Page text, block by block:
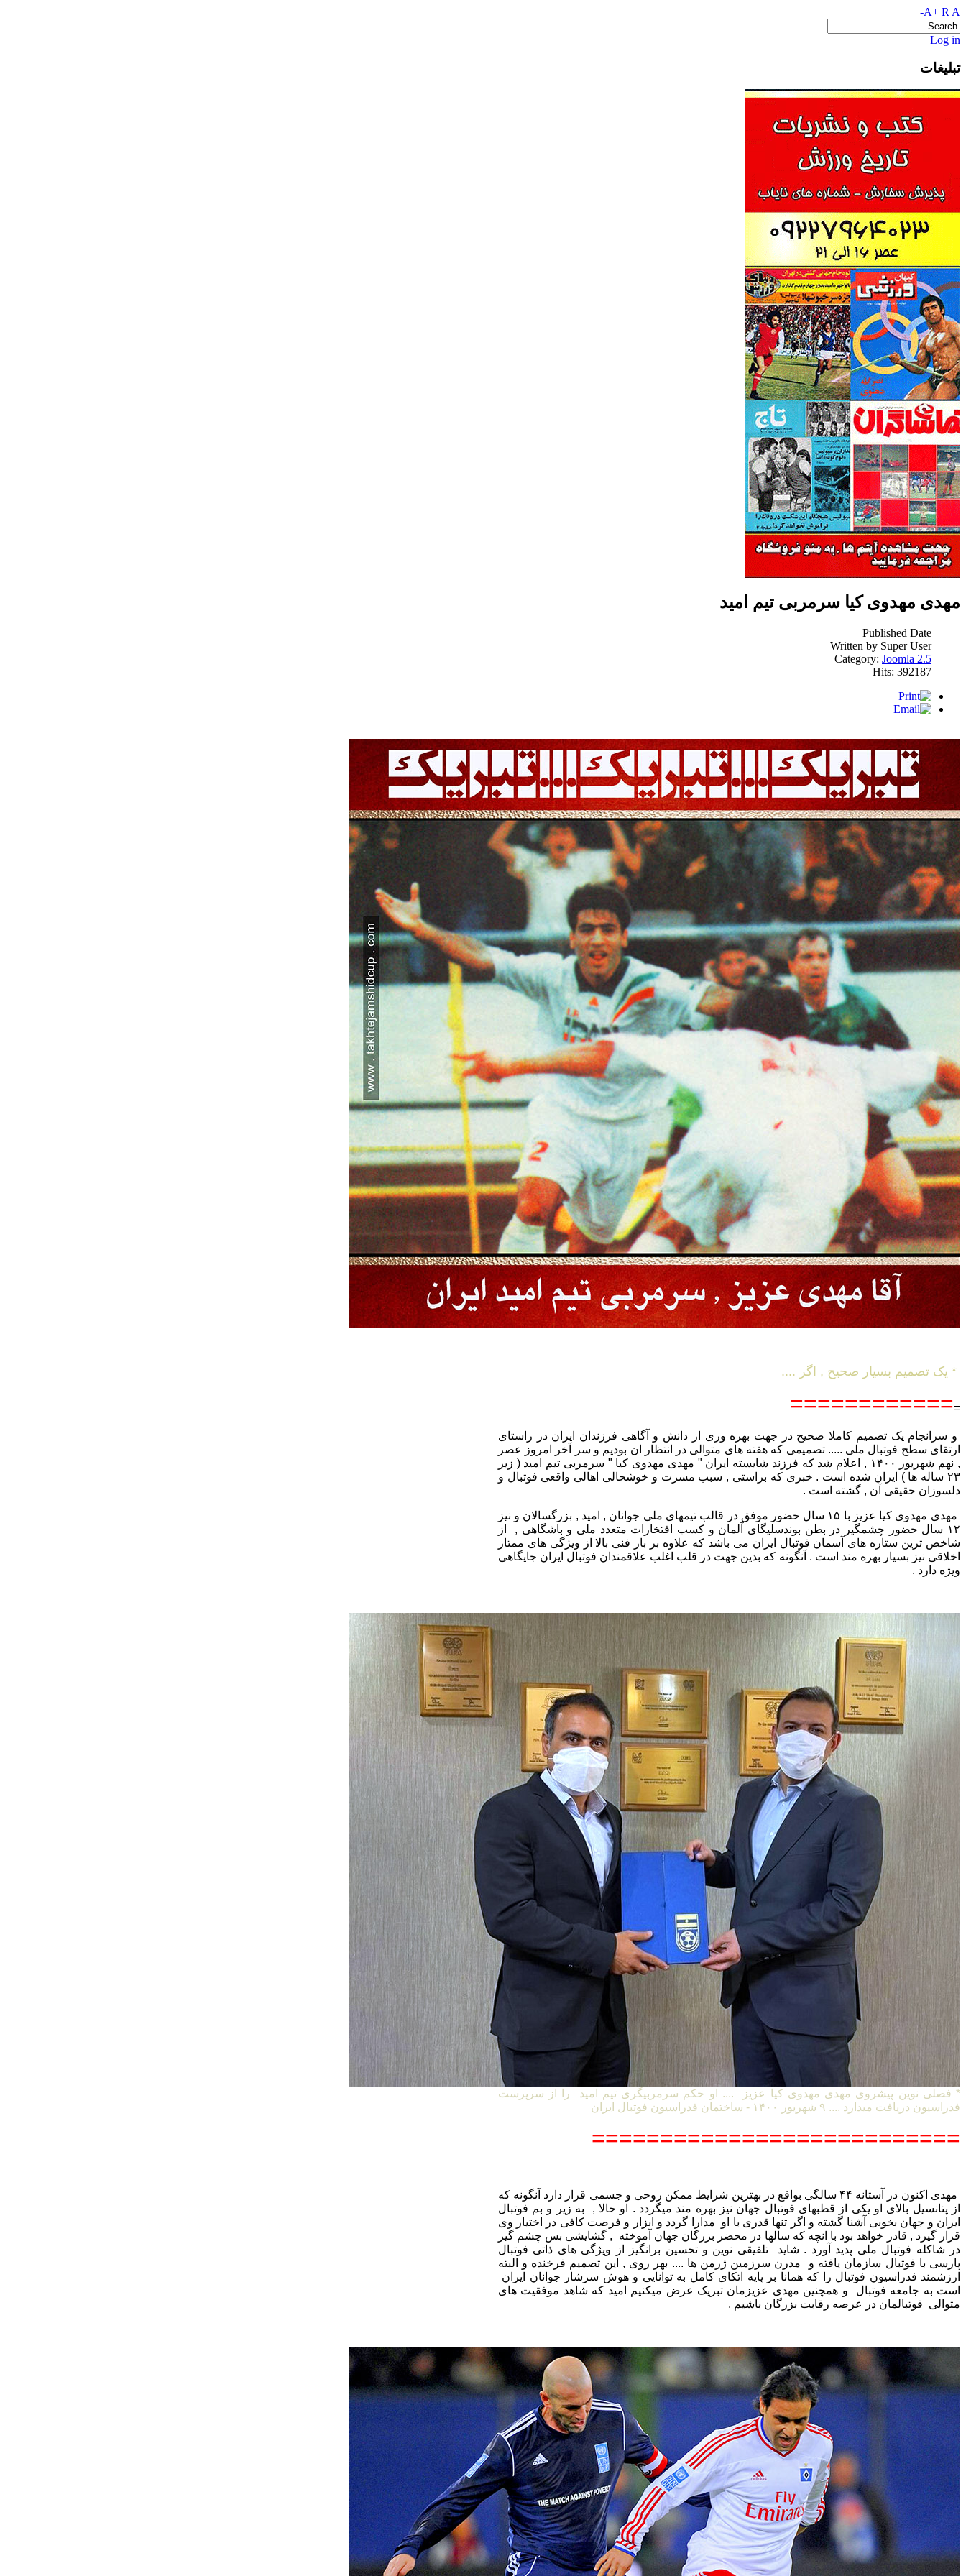
A+ R A-
Log in
تبلیغات
مهدی مهدوی کیا سرمربی تیم امید
Published Date
Written by Super User
Category: Joomla 2.5
Hits: 392187
* یک تصمیم بسیار صحیح , اگر ....
=
============
و سرانجام یک تصمیم کاملا صحیح در جهت بهره وری از دانش و آگاهی فرزندان ایران در راستای
ارتقای سطح فوتبال ملی ..... تصمیمی که هفته های متوالی در انتظار ان بودیم و سر آخر امروز عصر
, نهم شهریور ۱۴۰۰ , اعلام شد که فرزند شایسته ایران " مهدی مهدوی کیا " سرمربی تیم امید ( زیر
۲۳ ساله ها ) ایران شده است . خبری که براستی , سبب مسرت و خوشحالی اهالی واقعی فوتبال و
دلسوزان حقیقی آن , گشته است .
مهدی مهدوی کیا عزیز با ۱۵ سال حضور موفق در قالب تیمهای ملی جوانان , امید , بزرگسالان و نیز
۱۲ سال حضور چشمگیر در بطن بوندسلیگای آلمان و کسب افتخارات متعدد ملی و باشگاهی , از
شاخص ترین ستاره های آسمان فوتبال ایران می باشد که علاوه بر بار فنی بالا از ویژگی های ممتاز
اخلاقی نیز بسیار بهره مند است . آنگونه که بدین جهت در قلب اغلب علاقمندان فوتبال ایران جایگاهی
ویژه دارد .
* فصلی نوین پیشروی مهدی مهدوی کیا عزیز .... او حکم سرمربیگری تیم امید را از سرپرست
فدراسیون دریافت میدارد .... ۹ شهریور ۱۴۰۰ - ساختمان فدراسیون فوتبال ایران
===========================
مهدی اکنون در آستانه ۴۴ سالگی بواقع در بهترین شرایط ممکن روحی و جسمی قرار دارد آنگونه که
از پتانسیل بالای او یکی از قطبهای فوتبال جهان نیز بهره مند میگردد . او حالا , به زیر و بم فوتبال
ایران و جهان بخوبی آشنا گشته و اگر تنها قدری با او مدارا گردد و ابزار و فرصت کافی در اختیار وی
قرار گیرد , قادر خواهد بود با انچه که سالها در محضر بزرگان جهان آموخته , گشایشی بس چشم گیر
در شاکله فوتبال ملی پدید آورد . شاید تلفیقی نوین و تحسین برانگیز از ویژگی های ذاتی فوتبال
پارسی با فوتبال سازمان یافته و مدرن سرزمین ژرمن ها .... بهر روی , این تصمیم فرخنده و البته
ارزشمند فدراسیون فوتبال را که همانا بر پایه اتکای کامل به توانایی و هوش سرشار جوانان ایران
است به جامعه فوتبال و همچنین مهدی عزیزمان تبریک عرض میکنیم امید که شاهد موفقیت های
متوالی فوتبالمان در عرصه رقابت بزرگان باشیم .